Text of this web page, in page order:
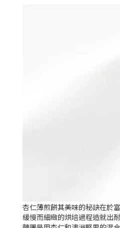
杏仁薄煎餅其美味的秘訣在於
緩慢而細緻的烘培過程造就出